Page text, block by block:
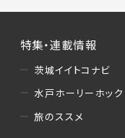
特集・連載情報
茨城イイトコナビ
水戸ホーリーホック
旅のススメ